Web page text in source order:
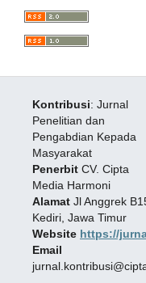
Kontribusi: Jurnal
Penelitian dan
Pengabdian Kepada
Masyarakat
PenerbitCV. Cipta
Media Harmoni
AlamatJl Anggrek
Kediri, Jawa Timur
Website https://
Email